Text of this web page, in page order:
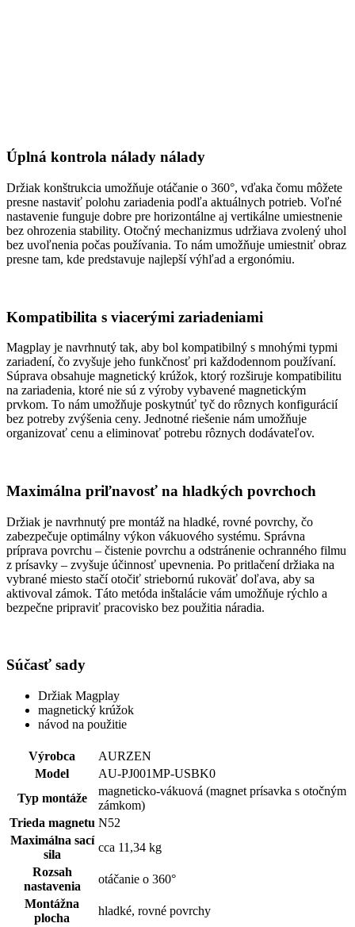
Úplná kontrola nálady nálady
Držiak konštrukcia umožňuje otáčanie o 360°, vďaka čomu môžete
presne nastaviť polohu zariadenia podľa aktuálnych potrieb. Voľné
nastavenie funguje dobre pre horizontálne aj vertikálne umiestnenie
bez ohrozenia stability. Otočný mechanizmus udržiava zvolený uhol
bez uvoľnenia počas používania. To nám umožňuje umiestniť obraz
presne tam, kde predstavuje najlepší výhľad a ergonómiu.
Kompatibilita s viacerými zariadeniami
Magplay je navrhnutý tak, aby bol kompatibilný s mnohými typmi
zariadení, čo zvyšuje jeho funkčnosť pri každodennom používaní.
Súprava obsahuje magnetický krúžok, ktorý rozširuje kompatibilitu
na zariadenia, ktoré nie sú z výroby vybavené magnetickým
prvkom. To nám umožňuje poskytnúť tyč do rôznych konfigurácií
bez potreby zvýšenia ceny. Jednotné riešenie nám umožňuje
organizovať cenu a eliminovať potrebu rôznych dodávateľov.
Maximálna priľnavosť na hladkých povrchoch
Držiak je navrhnutý pre montáž na hladké, rovné povrchy, čo
zabezpečuje optimálny výkon vákuového systému. Správna
príprava povrchu – čistenie povrchu a odstránenie ochranného filmu
z prísavky – zvyšuje účinnosť upevnenia. Po pritlačení držiaka na
vybrané miesto stačí otočiť striebornú rukoväť doľava, aby sa
aktivoval zámok. Táto metóda inštalácie vám umožňuje rýchlo a
bezpečne pripraviť pracovisko bez použitia náradia.
Súčasť sady
Držiak Magplay
magnetický krúžok
návod na použitie
Výrobca
AURZEN
Model
AU-PJ001MP-USBK0
Typ montáže
magneticko-vákuová (magnet prísavka s otočným
zámkom)
Trieda magnetu N52
Maximálna sací
sila
cca 11,34 kg
Rozsah
nastavenia
otáčanie o 360°
Montážna
plocha
hladké, rovné povrchy